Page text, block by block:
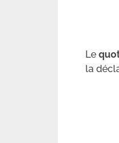
Le
la